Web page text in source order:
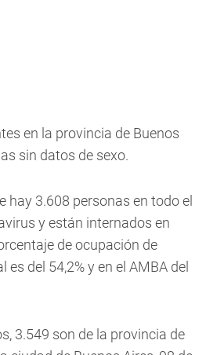
en la provincia de Buenos
sin datos de sexo.
hay 3.608 personas en todo el
y están internados en
de ocupación de
del 54,2% y en el AMBA del
3.549 son de la provincia de